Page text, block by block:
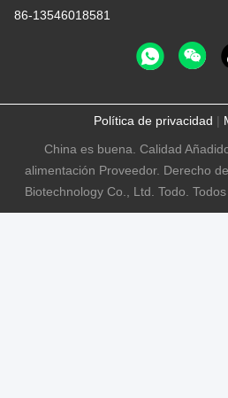
86-13546018581
Política de privacidad |
China es buena. Calidad
alimentación Proveedor. Derecho
Biotechnology Co., Ltd. Todo.